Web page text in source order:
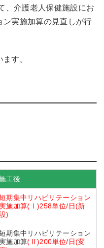
、介護老人保健施設にお
ン実施加算の見直しが行
す。
工後
期集中リハビリテーション
施加算(Ⅰ)258単位/日(新
)
期集中リハビリテーション
施加算(Ⅱ)200単位/日(変